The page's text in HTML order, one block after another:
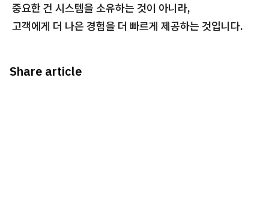
중요한 건 시스템을 소유하는 것이 아니라,
고객에게 더 나은 경험을 더 빠르게 제공하는 것입니다.
Share article